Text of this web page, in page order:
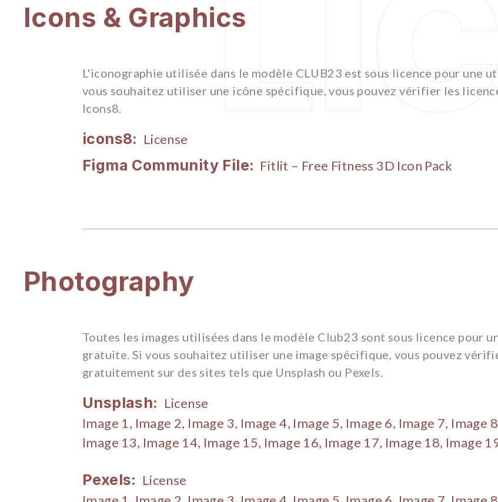
Icons & Graphics
L'iconographie utilisée dans le modèle CLUB23 est sous licence pour une
vous souhaitez utiliser une icône spécifique, vous pouvez vérifier les
Icons8.
icons8: License
Figma Community File: Fitlit – Free Fitness 3D Icon Pack
Photography
Toutes les images utilisées dans le modèle Club23 sont sous licence pour
gratuite. Si vous souhaitez utiliser une image spécifique, vous pouvez
gratuitement sur des sites tels que Unsplash ou Pexels.
Unsplash: License
Image 1, Image 2, Image 3, Image 4, Image 5, Image 6, Image 7, Image
Image 13, Image 14, Image 15, Image 16, Image 17, Image 18, Image
Pexels: License